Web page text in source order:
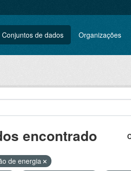
Conjuntos de dados Organizações
encontrado
de energia